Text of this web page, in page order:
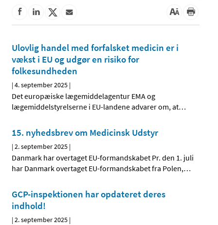
Ulovlig handel med forfalsket medicin er i
vækst i EU og udgør en risiko for
folkesundheden
|4. september 2025 |
Det europæiske lægemiddelagentur EMA og
lægemiddelstyrelserne i EU-landene advarer om, at…
15. nyhedsbrev om Medicinsk Udstyr
|2. september 2025 |
Danmark har overtaget EU-formandskabet Pr. den 1. juli
har Danmark overtaget EU-formandskabet fra Polen,…
GCP-inspektionen har opdateret deres
indhold!
|2. september 2025 |